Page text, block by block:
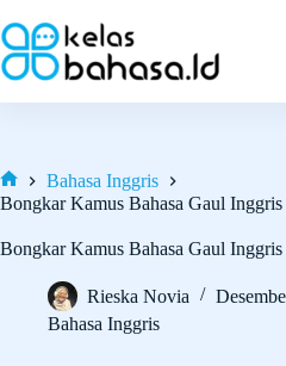
to
content
Home
Bahasa Inggris
Bongkar Kamus Bahasa Gaul
Bongkar Kamus Bahasa Gaul
Rieska Novia
Bahasa Inggris